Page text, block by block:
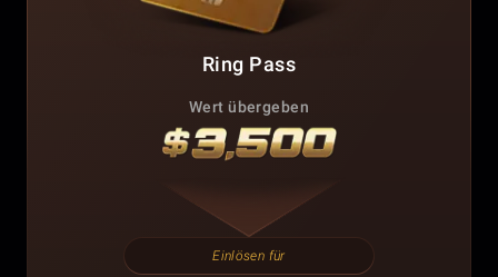
Ring Pass
Wert übergeben
Einlösen für